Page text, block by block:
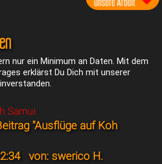
nur ein Minimum an Daten. Mit dem
erklärst Du Dich mit unserer
Samui
"Ausflüge auf Koh
von: swerico H.